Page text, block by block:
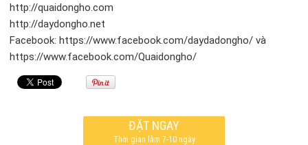
http://quaidongho.com
http://daydongho.net
Facebook: https://www.facebook.com/daydadongho/ và
https://www.facebook.com/Quaidongho/
ĐẶT NGAY
Thời gian làm 7-10 ngày